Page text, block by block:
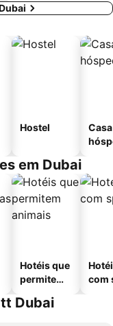
Hostel
em Dubai
Hotéis que
permitem
com
Dubai